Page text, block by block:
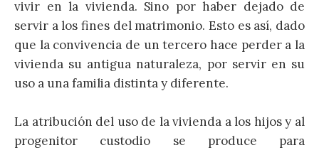
vivir en la vivienda. Sino por haber dejado de
servir a los fines del matrimonio. Esto es así, dado
que la convivencia de un tercero hace perder a la
vivienda su antigua naturaleza, por servir en su
uso a una familia distinta y diferente.
La atribución del uso de la vivienda a los hijos y al
progenitor custodio se produce para